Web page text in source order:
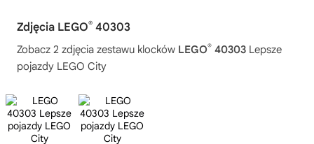
Zdjęcia LEGO® 40303
Zobacz 2 zdjęcia zestawu klocków LEGO® 40303 Lepsze
pojazdy LEGO City